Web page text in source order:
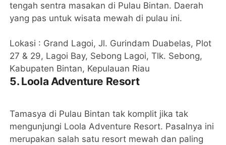
tengah sentra masakan di Pulau Bintan. Daerah
yang pas untuk wisata mewah di pulau ini.
Lokasi : Grand Lagoi, Jl. Gurindam Duabelas, Plot
27 & 29, Lagoi Bay, Sebong Lagoi, Tlk. Sebong,
Kabupaten Bintan, Kepulauan Riau
5. Loola Adventure Resort
Tamasya di Pulau Bintan tak komplit jika tak
mengunjungi Loola Adventure Resort. Pasalnya ini
merupakan salah satu resort mewah dan paling